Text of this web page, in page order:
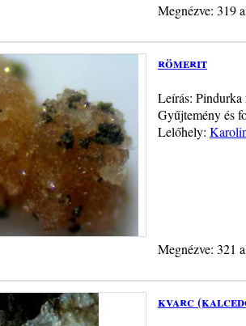
Megnézve: 319
römerit
Leírás:
Gyűjtemény és
Lelőhely:
Megnézve: 321
kvarc